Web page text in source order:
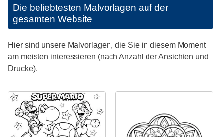
Die beliebtesten Malvorlagen auf der
gesamten Website
Hier sind unsere Malvorlagen, die Sie in diesem Moment
am meisten interessieren (nach Anzahl der Ansichten und
Drucke).